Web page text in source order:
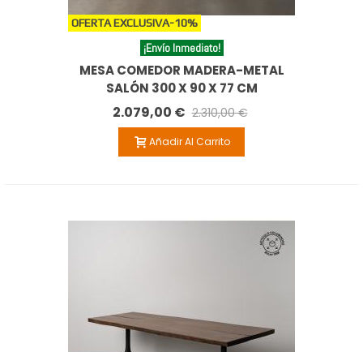
OFERTA EXCLUSIVA-10%
¡Envío Inmediato!
MESA COMEDOR MADERA-METAL
SALÓN 300 X 90 X 77 CM
2.079,00 € 2.310,00 €
Añadir Al Carrito